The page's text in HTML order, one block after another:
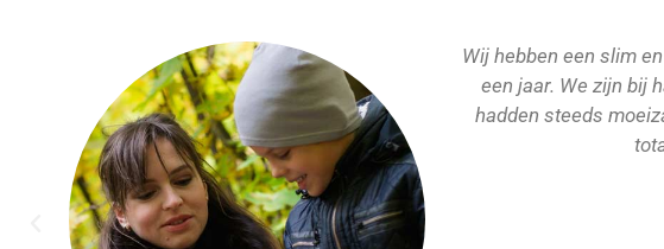
Wij hebben een slim
een jaar. We zijn bij
hadden steeds